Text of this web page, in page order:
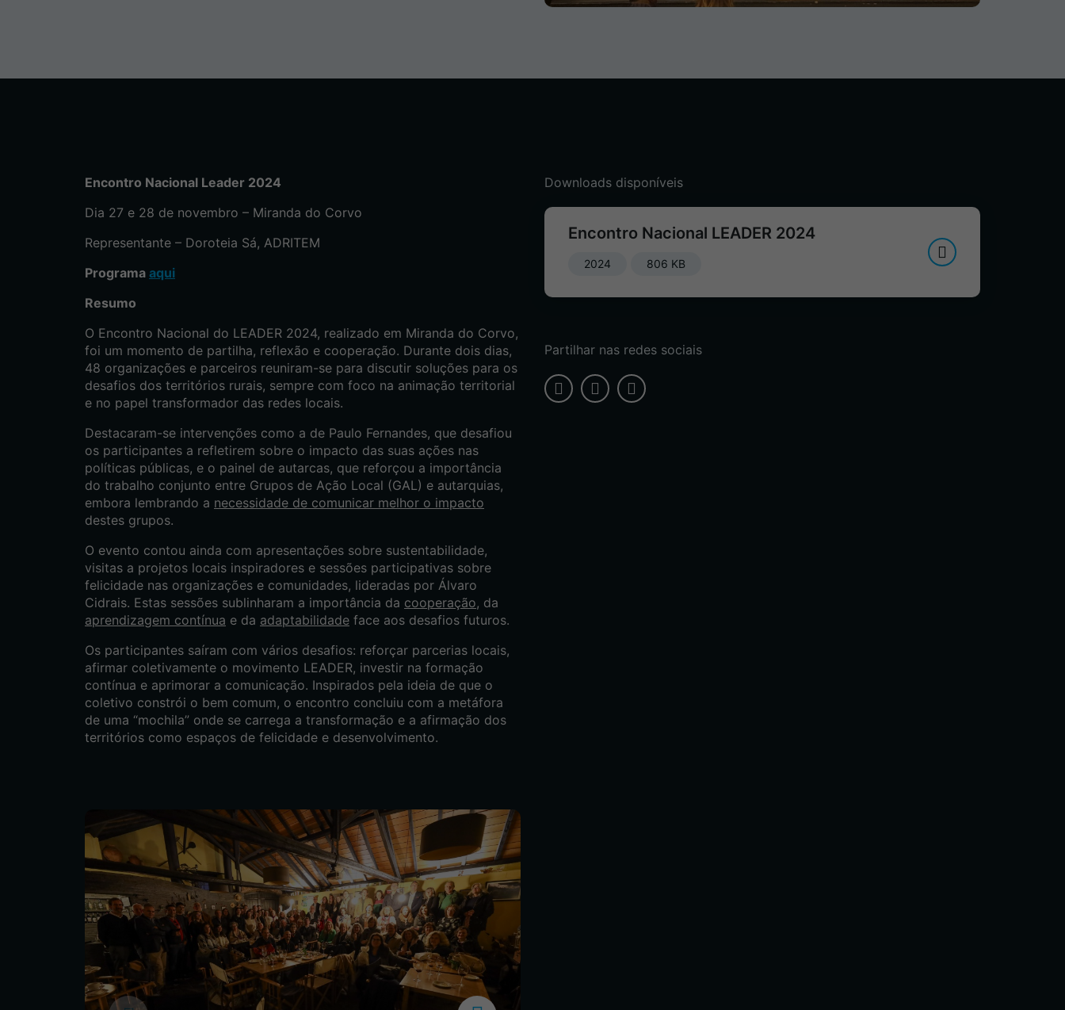
Encontro Nacional Leader 2024
Dia 27 e 28 de novembro – Miranda do Corvo
Representante – Doroteia Sá, ADRITEM
Programa aqui
Resumo
O Encontro Nacional do LEADER 2024, realizado em Miranda do Corvo,
foi um momento de partilha, reflexão e cooperação. Durante dois dias,
48 organizações e parceiros reuniram-se para discutir soluções para os
desafios dos territórios rurais, sempre com foco na animação territorial
e no papel transformador das redes locais.
Destacaram-se intervenções como a de Paulo Fernandes, que desafiou
os participantes a refletirem sobre o impacto das suas ações nas
políticas públicas, e o painel de autarcas, que reforçou a importância
do trabalho conjunto entre Grupos de Ação Local (GAL) e autarquias,
embora lembrando a necessidade de comunicar melhor o impacto
destes grupos.
O evento contou ainda com apresentações sobre sustentabilidade,
visitas a projetos locais inspiradores e sessões participativas sobre
felicidade nas organizações e comunidades, lideradas por Álvaro
Cidrais. Estas sessões sublinharam a importância da cooperação, da
aprendizagem contínua e da adaptabilidade face aos desafios futuros.
Os participantes saíram com vários desafios: reforçar parcerias locais,
afirmar coletivamente o movimento LEADER, investir na formação
contínua e aprimorar a comunicação. Inspirados pela ideia de que o
coletivo constrói o bem comum, o encontro concluiu com a metáfora
de uma “mochila” onde se carrega a transformação e a afirmação dos
territórios como espaços de felicidade e desenvolvimento.
Downloads disponíveis
Encontro Nacional LEADER 2024
2024 806 KB
Partilhar nas redes sociais